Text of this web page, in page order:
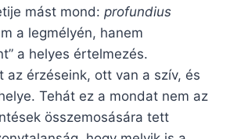
mást mond: profundius
a legmélyén, hanem
a helyes értelmezés.
az érzéseink, ott van a szív, és
Tehát ez a mondat nem az
összemosására tett